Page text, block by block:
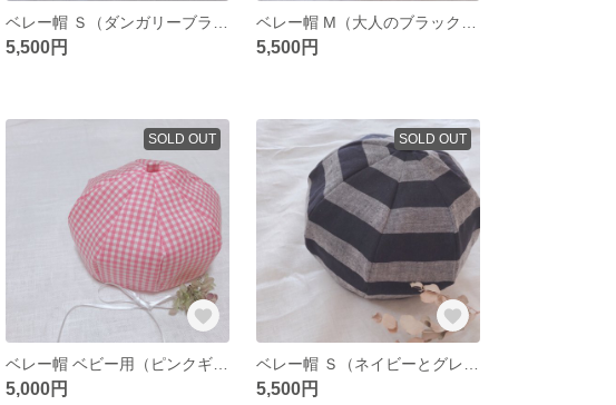
5,500円 5,500円
SOLD OUT
5,000円
SOLD OUT
5,500円